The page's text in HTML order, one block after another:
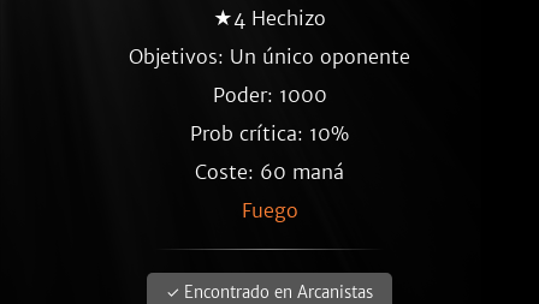
★4 Hechizo
Objetivos: Un único oponente
Poder: 1000
Prob crítica: 10%
Coste: 60 maná
Fuego
✓ Encontrado en Arcanistas